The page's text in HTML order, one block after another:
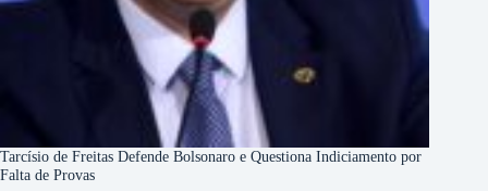
Tarcísio de Freitas Defende Bolsonaro e Questiona Indiciamento por
Falta de Provas